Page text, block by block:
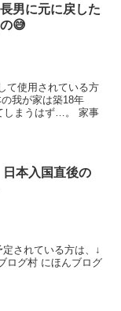
男に元に戻した
😅
て使用されている方
我が家は築18年
しまうはず…。 家事
本入国直後の
されている方は、↓
ログ村 にほんブログ